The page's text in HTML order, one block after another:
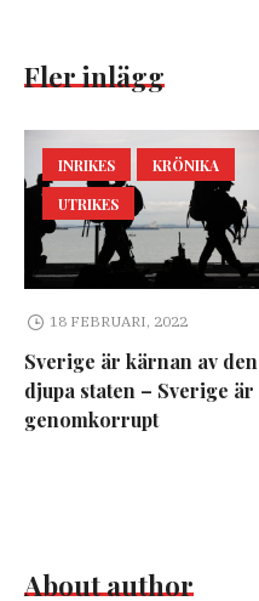
Fler inlägg
INRIKES
KRÖNIKA
UTRIKES
18 FEBRUARI, 2022
Sverige är kärnan av den
djupa staten – Sverige är
genomkorrupt
About author